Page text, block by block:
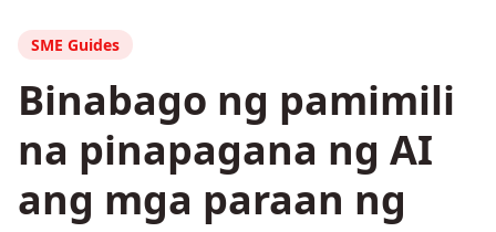
SME Guides
Binabago ng pamimili
na pinapagana ng AI
ang mga paraan ng